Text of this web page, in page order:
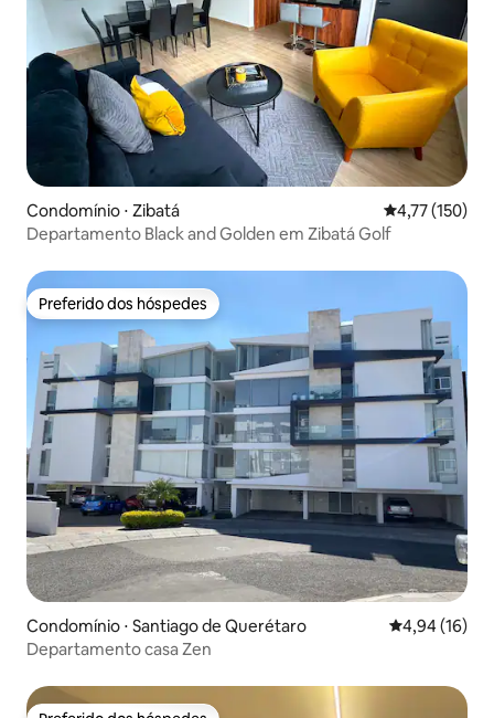
Condomínio ⋅ Zibatá 4,77 de uma
4,77 (150)
Departamento Black and Golden em Zibatá Golf
Preferido dos hóspedes
Preferido dos hóspedes
Condomínio ⋅ Santiago de Querétaro 4,94 de uma
4,94 (16)
Departamento casa Zen